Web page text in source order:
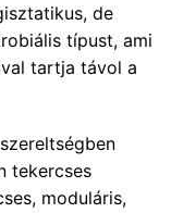
de
típust, ami
tartja távol a
tekercses
moduláris,